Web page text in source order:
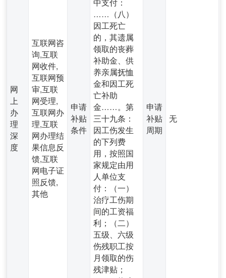
网
上
办
理
深
度
互联网咨
询,互联
网收件,
互联网预
审,互联
网受理,
互联网办
理,互联
网办理结
果信息反
馈,互联
网电子证
照反馈,
其他
申请
补贴
条件
……（八）
因工死亡
的，其遗属
领取的丧葬
补助金、供
养亲属抚恤
金和因工死
亡补助
金……。第
三十九条：
因工伤发生
的下列费
用，按照国
家规定由用
人单位支
付：（一）
治疗工伤期
间的工资福
利；（二）
五级、六级
伤残职工按
月领取的伤
残津贴；
申请
补贴
周期
无